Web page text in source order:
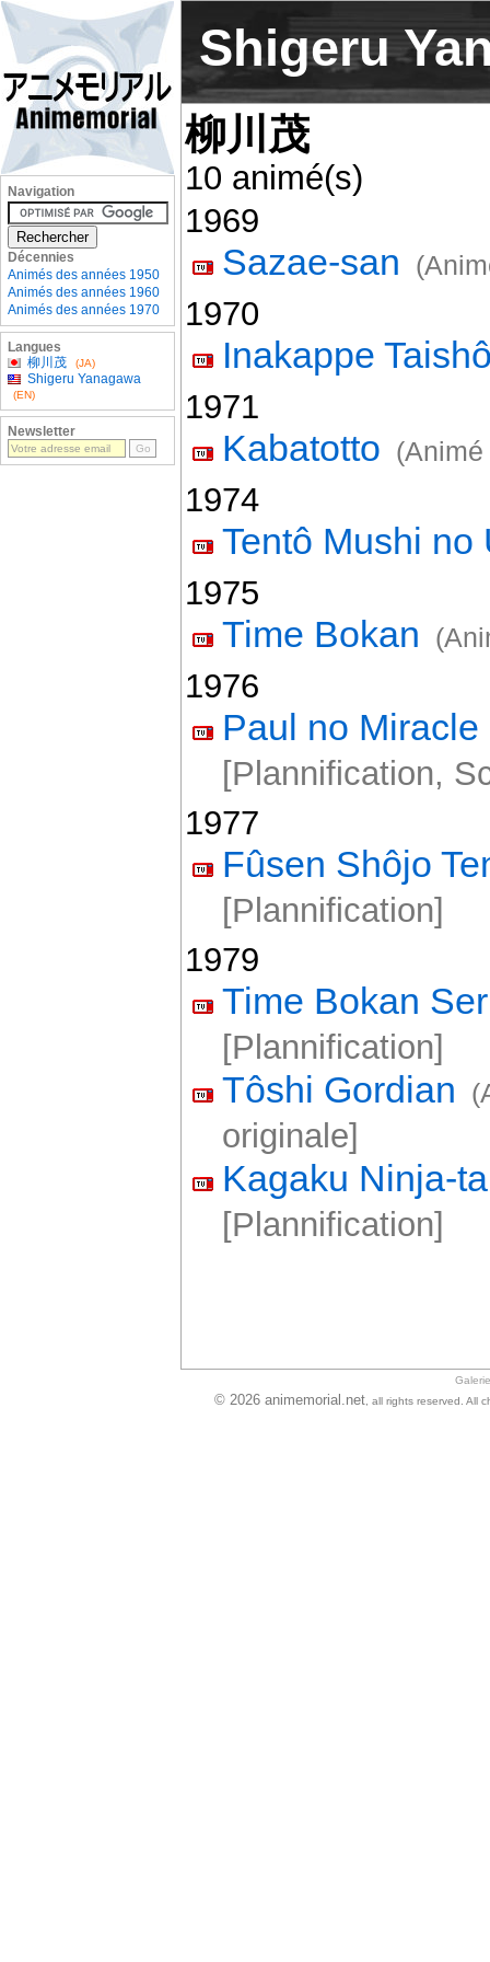
Shigeru
柳川茂
10 animé(s)
1969
Sazae-san
1970
Inakappe
1971
Kabatotto
1974
Tentô Mushi no
1975
Time Bokan
1976
Paul no
[Plannification,
1977
Fûsen Shôjo
[Plannification]
1979
Time Bokan
[Plannification]
Tôshi Gordian
originale]
Kagaku Ninja-
[Plannification]
Galerie
Navigation
Décennies
Animés des années 1950
Animés des années 1960
Animés des années 1970
Langues
柳川茂
(JA)
Shigeru Yanagawa
(EN)
Newsletter
© 2026 animemorial.net, all rights reserved. All